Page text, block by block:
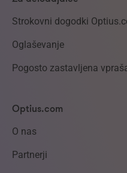
Strokovni dogodki
Oglaševanje
Pogosto zastavljena
Optius.com
O nas
Partnerji